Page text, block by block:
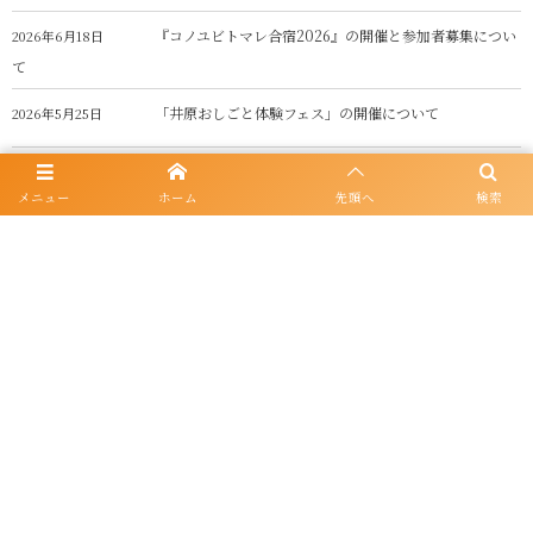
2026年6月18日
『コノユビトマレ合宿2026』の開催と参加者募集につい
て
2026年5月25日 「井原おしごと体験フェス」の開催について
See more
メニュー 検索
ホーム 先頭へ